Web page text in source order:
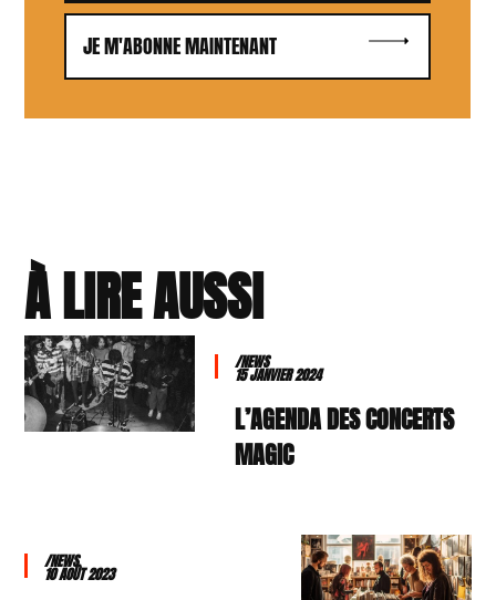
JE M'ABONNE MAINTENANT
À LIRE AUSSI
/NEWS
15 JANVIER 2024
L’AGENDA DES CONCERTS
MAGIC
/NEWS
10 AOÛT 2023